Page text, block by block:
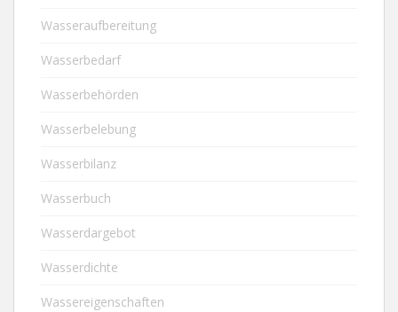
Wasseraufbereitung
Wasserbedarf
Wasserbehörden
Wasserbelebung
Wasserbilanz
Wasserbuch
Wasserdargebot
Wasserdichte
Wassereigenschaften